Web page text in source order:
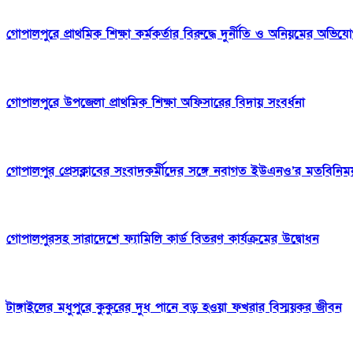
গোপালপুরে প্রাথমিক শিক্ষা কর্মকর্তার বিরুদ্ধে দুর্নীতি ও অনিয়মের
গোপালপুরে উপজেলা প্রাথমিক শিক্ষা অফিসারের বিদায় সংবর্ধনা
গোপালপুর প্রেসক্লাবের সংবাদকর্মীদের সঙ্গে নবাগত ইউএনও’র
গোপালপুরসহ সারাদেশে ফ্যামিলি কার্ড বিতরণ কার্যক্রমের উদ্বোধন
টাঙ্গাইলের মধুপুরে কুকুরের দুধ পানে বড় হওয়া ফখরার বিস্ময়কর জীবন